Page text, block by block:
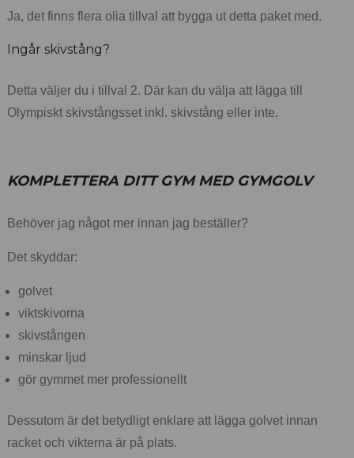
Ja, det finns flera olia tillval att bygga ut detta paket med.
Ingår skivstång?
Detta väljer du i tillval 2. Där kan du välja att lägga till
Olympiskt skivstångsset inkl. skivstång eller inte.
KOMPLETTERA DITT GYM MED GYMGOLV
Behöver jag något mer innan jag beställer?
Det skyddar:
golvet
viktskivorna
skivstången
minskar ljud
gör gymmet mer professionellt
Dessutom är det betydligt enklare att lägga golvet innan
racket och vikterna är på plats.